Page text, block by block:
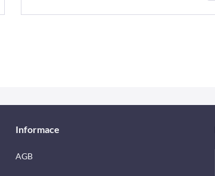
Informace
AGB